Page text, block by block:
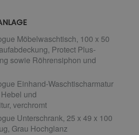
Möbelwaschtisch, 100 x 50
Protect Plus-
sowie Röhrensiphon und
Einhand-Waschtischarmatur
und
verchromt
Unterschrank, 25 x 49 x 100
Grau Hochglanz